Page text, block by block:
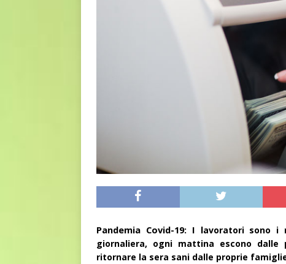
Pandemia Covid-19: I lavoratori sono i
giornaliera, ogni mattina escono
ritornare la sera sani dalle proprie